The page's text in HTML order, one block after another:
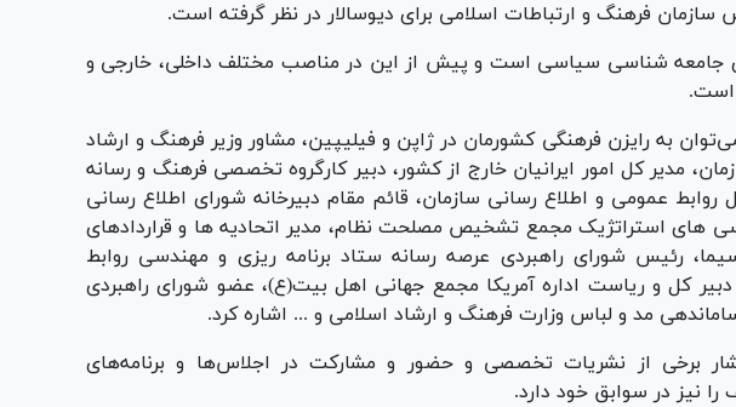
فرهنگ و ارتباطات اسلامی برای دیوسالار در نظر گرفته است.
جامعه شناسی سیاسی است و پیش از این در مناصب مختلف داخلی، خارجی و
است.
به رایزن فرهنگی کشورمان در ژاپن و فیلیپین، مشاور وزیر فرهنگ و ارشاد
مدیر کل امور ایرانیان خارج از کشور، دبیر کارگروه تخصصی فرهنگ و رسانه
روابط عمومی و اطلاع رسانی سازمان، قائم مقام دبیرخانه شورای اطلاع رسانی
های استراتژیک مجمع تشخیص مصلحت نظام، مدیر اتحادیه ها و قراردادهای
رئیس شورای راهبردی عرصه رسانه ستاد برنامه ریزی و مهندسی روابط
دبیر کل و ریاست اداره آمریکا مجمع جهانی اهل بیت(ع)، عضو شورای راهبردی
ساماندهی مد و لباس وزارت فرهنگ و ارشاد اسلامی و ... اشاره کرد.
برخی از نشریات تخصصی و حضور و مشارکت در اجلاس‌ها و برنامه‌های
نیز در سوابق خود دارد.